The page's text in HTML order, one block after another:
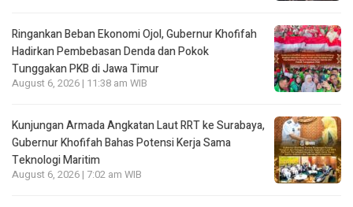
Ringankan Beban Ekonomi Ojol, Gubernur Khofifah
Hadirkan Pembebasan Denda dan Pokok
Tunggakan PKB di Jawa Timur
August 6, 2026 | 11:38 am WIB
Kunjungan Armada Angkatan Laut RRT ke Surabaya,
Gubernur Khofifah Bahas Potensi Kerja Sama
Teknologi Maritim
August 6, 2026 | 7:02 am WIB